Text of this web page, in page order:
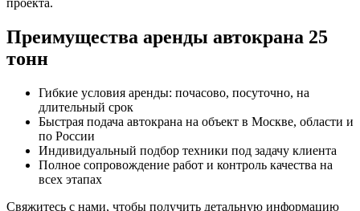
Преимущества аренды автокрана 25
тонн
Гибкие условия аренды: почасово, посуточно, на
длительный срок
Быстрая подача автокрана на объект в Москве, области и
по России
Индивидуальный подбор техники под задачу клиента
Полное сопровождение работ и контроль качества на
всех этапах
Свяжитесь с нами, чтобы получить детальную информацию